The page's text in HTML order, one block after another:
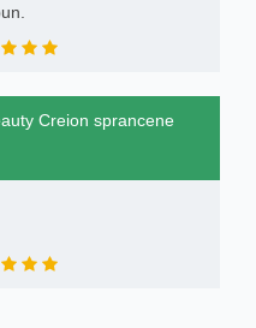
Creion sprancene